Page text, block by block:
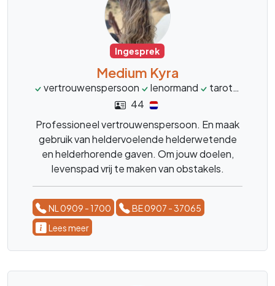
Ingesprek
Medium Kyra
vertrouwenspersoon lenormand tarot
44
Professioneel vertrouwenspersoon. En maak
gebruik van heldervoelende helderwetende
en helderhorende gaven. Om jouw doelen,
levenspad vrij te maken van obstakels.
NL 0909 - 1700
BE 0907 - 37065
Lees meer